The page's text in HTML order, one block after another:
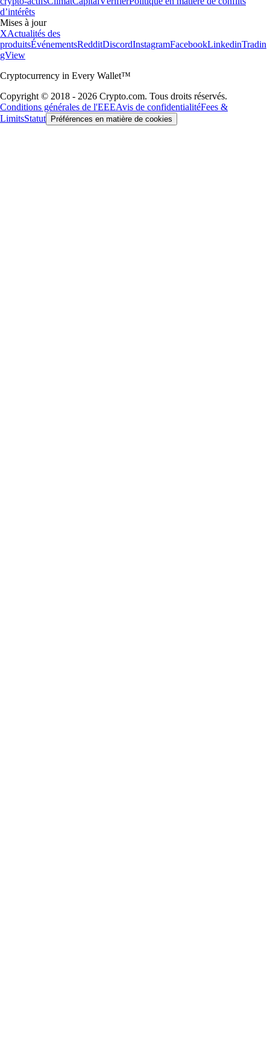
d’intérêts
Mises à jour
XActualités des
produitsÉvénementsRedditDiscordInstagramFacebookLinkedinTradin
gView
Cryptocurrency in Every Wallet™
Copyright © 2018 - 2026 Crypto.com. Tous droits réservés.
Conditions générales de l'EEEAvis de confidentialitéFees &
LimitsStatut Préférences en matière de cookies